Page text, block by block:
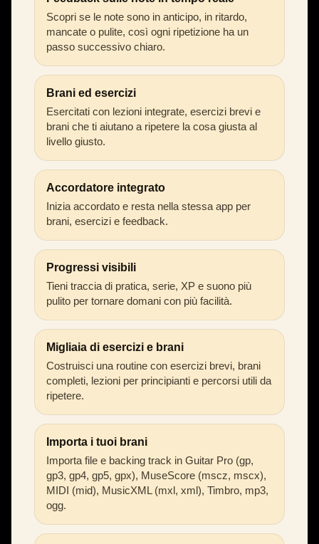
Scopri se le note sono in anticipo, in ritardo,
mancate o pulite, così ogni ripetizione ha un
passo successivo chiaro.
Brani ed esercizi
Esercitati con lezioni integrate, esercizi brevi e
brani che ti aiutano a ripetere la cosa giusta al
livello giusto.
Accordatore integrato
Inizia accordato e resta nella stessa app per
brani, esercizi e feedback.
Progressi visibili
Tieni traccia di pratica, serie, XP e suono più
pulito per tornare domani con più facilità.
Migliaia di esercizi e brani
Costruisci una routine con esercizi brevi, brani
completi, lezioni per principianti e percorsi utili da
ripetere.
Importa i tuoi brani
Importa file e backing track in Guitar Pro (gp,
gp3, gp4, gp5, gpx), MuseScore (mscz, mscx),
MIDI (mid), MusicXML (mxl, xml), Timbro, mp3,
ogg.